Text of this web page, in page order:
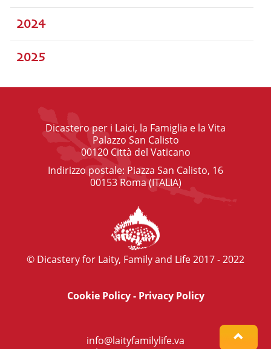
2024
2025
Dicastero per i Laici, la Famiglia e la Vita
Palazzo San Calisto
00120 Città del Vaticano
Indirizzo postale: Piazza San Calisto, 16
00153 Roma (ITALIA)
© Dicastery for Laity, Family and Life 2017 - 2022
Cookie Policy- Privacy Policy
info@laityfamilylife.va